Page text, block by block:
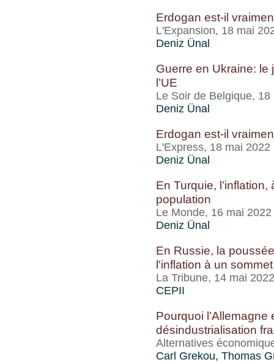
Erdogan est-il
L'Expansion, 18 mai
Deniz Ünal
Guerre en Ukraine: le
l’UE
Le Soir de Belgique, 18
Deniz Ünal
Erdogan est-il
L'Express, 18 mai 2022
Deniz Ünal
En Turquie,
population
Le Monde, 16 mai 2022
Deniz Ünal
En Russie, la
l'inflation à un sommet
La Tribune, 14 mai 2022
CEPII
Pourquoi
désindustrialisation
Alternatives
Carl Grekou, Thomas